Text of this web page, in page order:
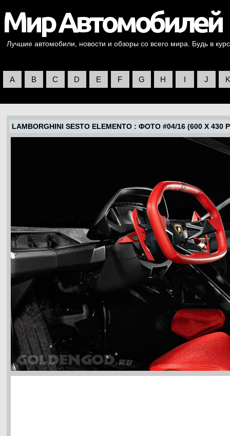
Лучшие автомобили, новости и обзоры со всего мира. Будь в
A B C D E F G H I J K
LAMBORGHINI SESTO ELEMENTO : ФОТО #04/16 (600 X 430